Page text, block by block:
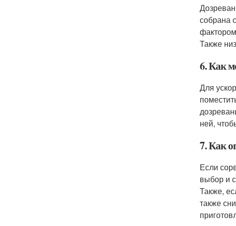
собрана
Также
6. Как
Для
ней,
7. Как
Если
выбор и
Также,
также